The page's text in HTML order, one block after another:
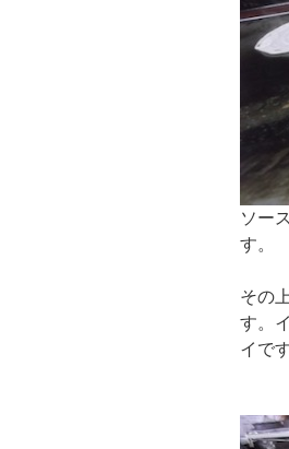
ソー
す。
その
す。
イで